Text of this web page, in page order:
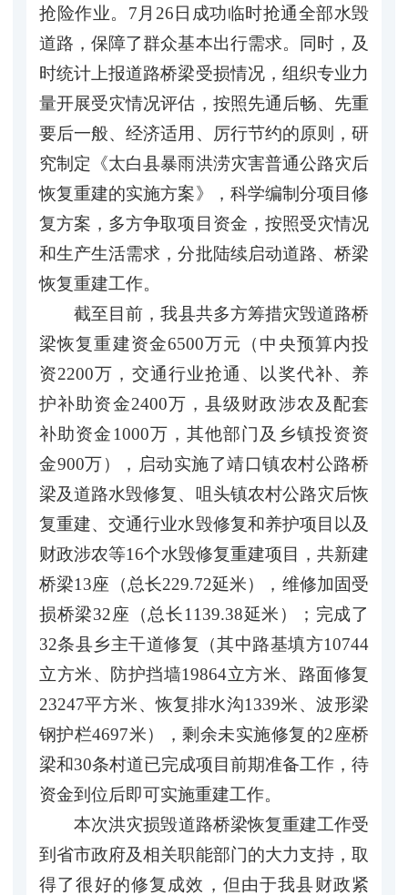
抢险作业。7月26日成功临时抢通全部水毁
道路，保障了群众基本出行需求。同时，及
时统计上报道路桥梁受损情况，组织专业力
量开展受灾情况评估，按照先通后畅、先重
要后一般、经济适用、厉行节约的原则，研
究制定《太白县暴雨洪涝灾害普通公路灾后
恢复重建的实施方案》，科学编制分项目修
复方案，多方争取项目资金，按照受灾情况
和生产生活需求，分批陆续启动道路、桥梁
恢复重建工作。
截至目前，我县共多方筹措灾毁道路桥
梁恢复重建资金6500万元（中央预算内投
资2200万，交通行业抢通、以奖代补、养
护补助资金2400万，县级财政涉农及配套
补助资金1000万，其他部门及乡镇投资资
金900万），启动实施了靖口镇农村公路桥
梁及道路水毁修复、咀头镇农村公路灾后恢
复重建、交通行业水毁修复和养护项目以及
财政涉农等16个水毁修复重建项目，共新建
桥梁13座（总长229.72延米），维修加固受
损桥梁32座（总长1139.38延米）；完成了
32条县乡主干道修复（其中路基填方10744
立方米、防护挡墙19864立方米、路面修复
23247平方米、恢复排水沟1339米、波形梁
钢护栏4697米），剩余未实施修复的2座桥
梁和30条村道已完成项目前期准备工作，待
资金到位后即可实施重建工作。
本次洪灾损毁道路桥梁恢复重建工作受
到省市政府及相关职能部门的大力支持，取
得了很好的修复成效，但由于我县财政紧